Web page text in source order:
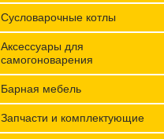
Сусловарочные котлы
Аксессуары для
самогоноварения
Барная мебель
Запчасти и комплектующие